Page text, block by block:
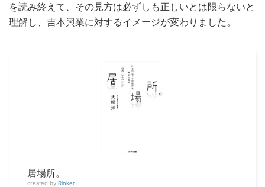
を読み終えて、その見方は必ずしも正しいとは限らないと
理解し、吉本興業に対するイメージが変わりました。
居場所。
created by Rinker